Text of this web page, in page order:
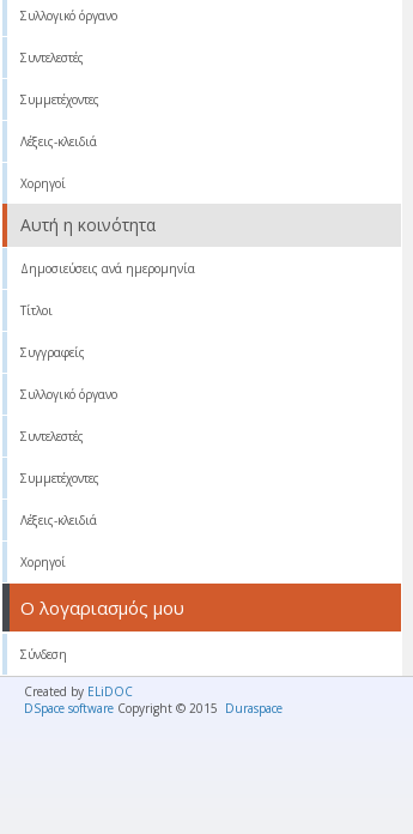
Συλλογικό όργανο
Συντελεστές
Συμμετέχοντες
Λέξεις-κλειδιά
Χορηγοί
Αυτή η κοινότητα
Δημοσιεύσεις ανά ημερομηνία
Τίτλοι
Συγγραφείς
Συλλογικό όργανο
Συντελεστές
Συμμετέχοντες
Λέξεις-κλειδιά
Χορηγοί
Ο λογαριασμός μου
Σύνδεση
Created by ELiDOC
DSpace software Copyright © 2015 Duraspace